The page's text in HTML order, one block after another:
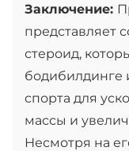
Заключение:
представляет
стероид,
бодибилдинге
спорта для
массы и
Несмотря на